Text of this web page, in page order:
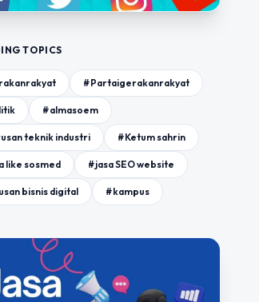
TOPICS
#Partaigerakanrakyat
#almasoem
teknik industri #Ketum sahrin
like sosmed #jasa SEO website
bisnis digital #kampus